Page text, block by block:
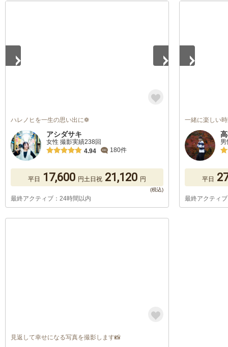
ハレノヒを一生の思い出に❁
アシダサキ
女性 撮影実績238回
4.94
180件
平日 17,600 円土日祝 21,120 円
最終アクティブ：24時間以内
一緒に楽しい
男
平日
最終アクティ
見返して幸せになる写真を撮影します📸